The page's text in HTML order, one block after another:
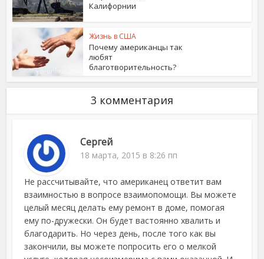
Калифорнии
Жизнь в США
Почему американцы так
любят
благотворительность?
3 комментария
Сергей
18 марта, 2015 в 8:26 пп
Не рассчитывайте, что американец ответит вам
взаимностью в вопросе взаимопомощи. Вы можете
целый месяц делать ему ремонт в доме, помогая
ему по-дружески. Он будет вастоянно хвалить и
благодарить. Но через день, после того как вы
закончили, вы можете попросить его о мелкой